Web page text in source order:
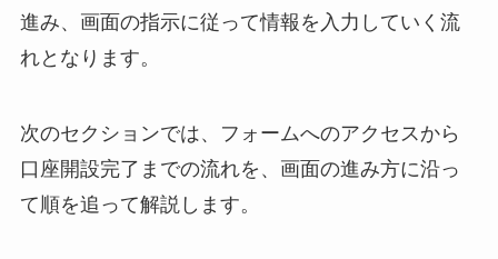
進み、画面の指示に従って情報を入力していく流
れとなります。
次のセクションでは、フォームへのアクセスから
口座開設完了までの流れを、画面の進み方に沿っ
て順を追って解説します。